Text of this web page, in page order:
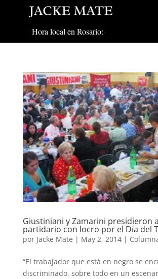
Hora local en Rosario:
Giustiniani y Zamarini presidieron
partidario con locro por el Día del
por Jacke Mate | May 2, 2014|
“El trabajador que está en negro se
discriminado, sobre todo en un